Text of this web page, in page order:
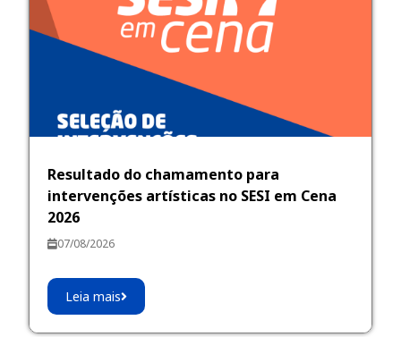
Resultado do chamamento para
intervenções artísticas no SESI em Cena
2026
07/08/2026
Leia mais